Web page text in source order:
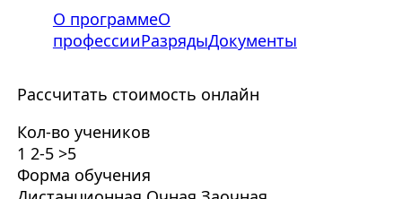
О программеО
профессииРазрядыДокументы
Рассчитать стоимость онлайн
Кол-во учеников
1 2-5 >5
Форма обучения